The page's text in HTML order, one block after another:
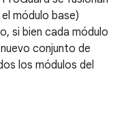
módulo base)
si bien cada módulo
conjunto de
los módulos del